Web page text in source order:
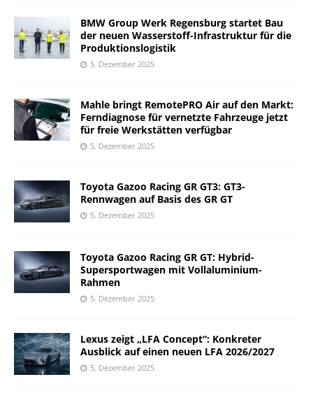
BMW Group Werk Regensburg startet Bau
der neuen Wasserstoff-Infrastruktur für die
Produktionslogistik
5. Dezember 2025
Mahle bringt RemotePRO Air auf den Markt:
Ferndiagnose für vernetzte Fahrzeuge jetzt
für freie Werkstätten verfügbar
5. Dezember 2025
Toyota Gazoo Racing GR GT3: GT3-
Rennwagen auf Basis des GR GT
5. Dezember 2025
Toyota Gazoo Racing GR GT: Hybrid-
Supersportwagen mit Vollaluminium-
Rahmen
5. Dezember 2025
Lexus zeigt „LFA Concept“: Konkreter
Ausblick auf einen neuen LFA 2026/2027
5. Dezember 2025